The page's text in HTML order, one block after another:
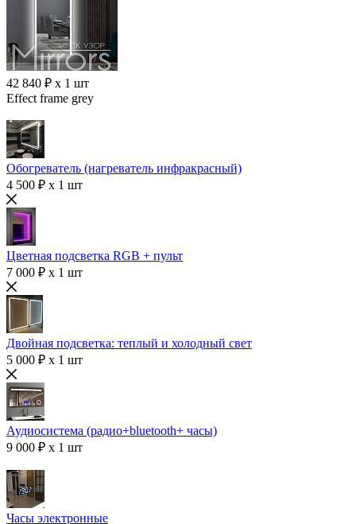
42 840 ₽ x 1 шт
Effect frame grey
Обогреватель (нагреватель инфракрасный)
4 500 ₽ x 1 шт
Цветная подсветка RGB + пульт
7 000 ₽ x 1 шт
Двойная подсветка: теплый и холодный свет
5 000 ₽ x 1 шт
Аудиосистема (радио+bluetooth+ часы)
9 000 ₽ x 1 шт
Часы электронные